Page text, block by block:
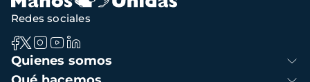
Navegación
principal
Quienes somos
Redes sociales